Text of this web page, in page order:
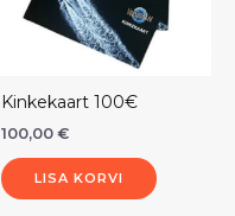
Kinkekaart 100€
100,00 €
LISA KORVI